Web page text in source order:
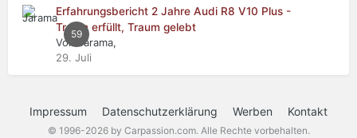
59
Erfahrungsbericht 2 Jahre Audi R8 V10 Plus -
Traum erfüllt, Traum gelebt
Von Jarama,
29. Juli
Impressum Datenschutzerklärung Werben Kontakt
© 1996-2026 by Carpassion.com. Alle Rechte vorbehalten.